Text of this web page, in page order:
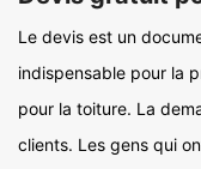
Le devis est un
indispensable pour la
pour la toiture. La
clients. Les gens qui